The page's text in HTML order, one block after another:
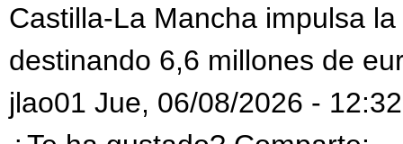
Castilla-La Mancha impulsa
destinando 6,6 millones de
jlao01 Jue, 06/08/2026 - 12:32